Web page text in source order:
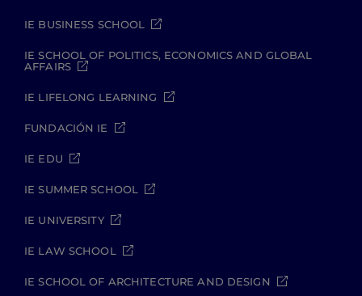
IE BUSINESS SCHOOL
IE SCHOOL OF POLITICS, ECONOMICS AND GLOBAL
AFFAIRS
IE LIFELONG LEARNING
FUNDACIÓN IE
IE EDU
IE SUMMER SCHOOL
IE UNIVERSITY
IE LAW SCHOOL
IE SCHOOL OF ARCHITECTURE AND DESIGN